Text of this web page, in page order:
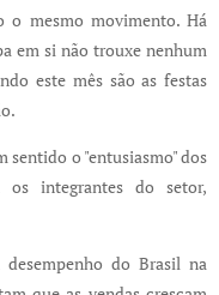
o mesmo movimento. Há
em si não trouxe nenhum
este mês são as festas
sentido o "entusiasmo" dos
integrantes do setor,
do Brasil na